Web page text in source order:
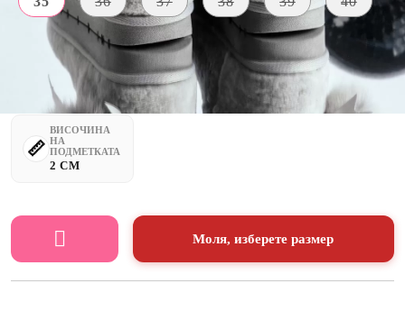
ЦВЯТ
Сиво
МАТЕРИАЛ
Естествена
кожа
ВЪТРЕ
ВИСОЧИНА
НА
ПОДМЕТКАТА
2 CM
Моля, изберете размер